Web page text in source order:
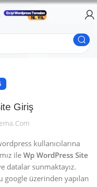
Giriş
kullanıcılarına
ile Wp WordPress Site
datalar sunmaktayız.
üzerinden yapılan